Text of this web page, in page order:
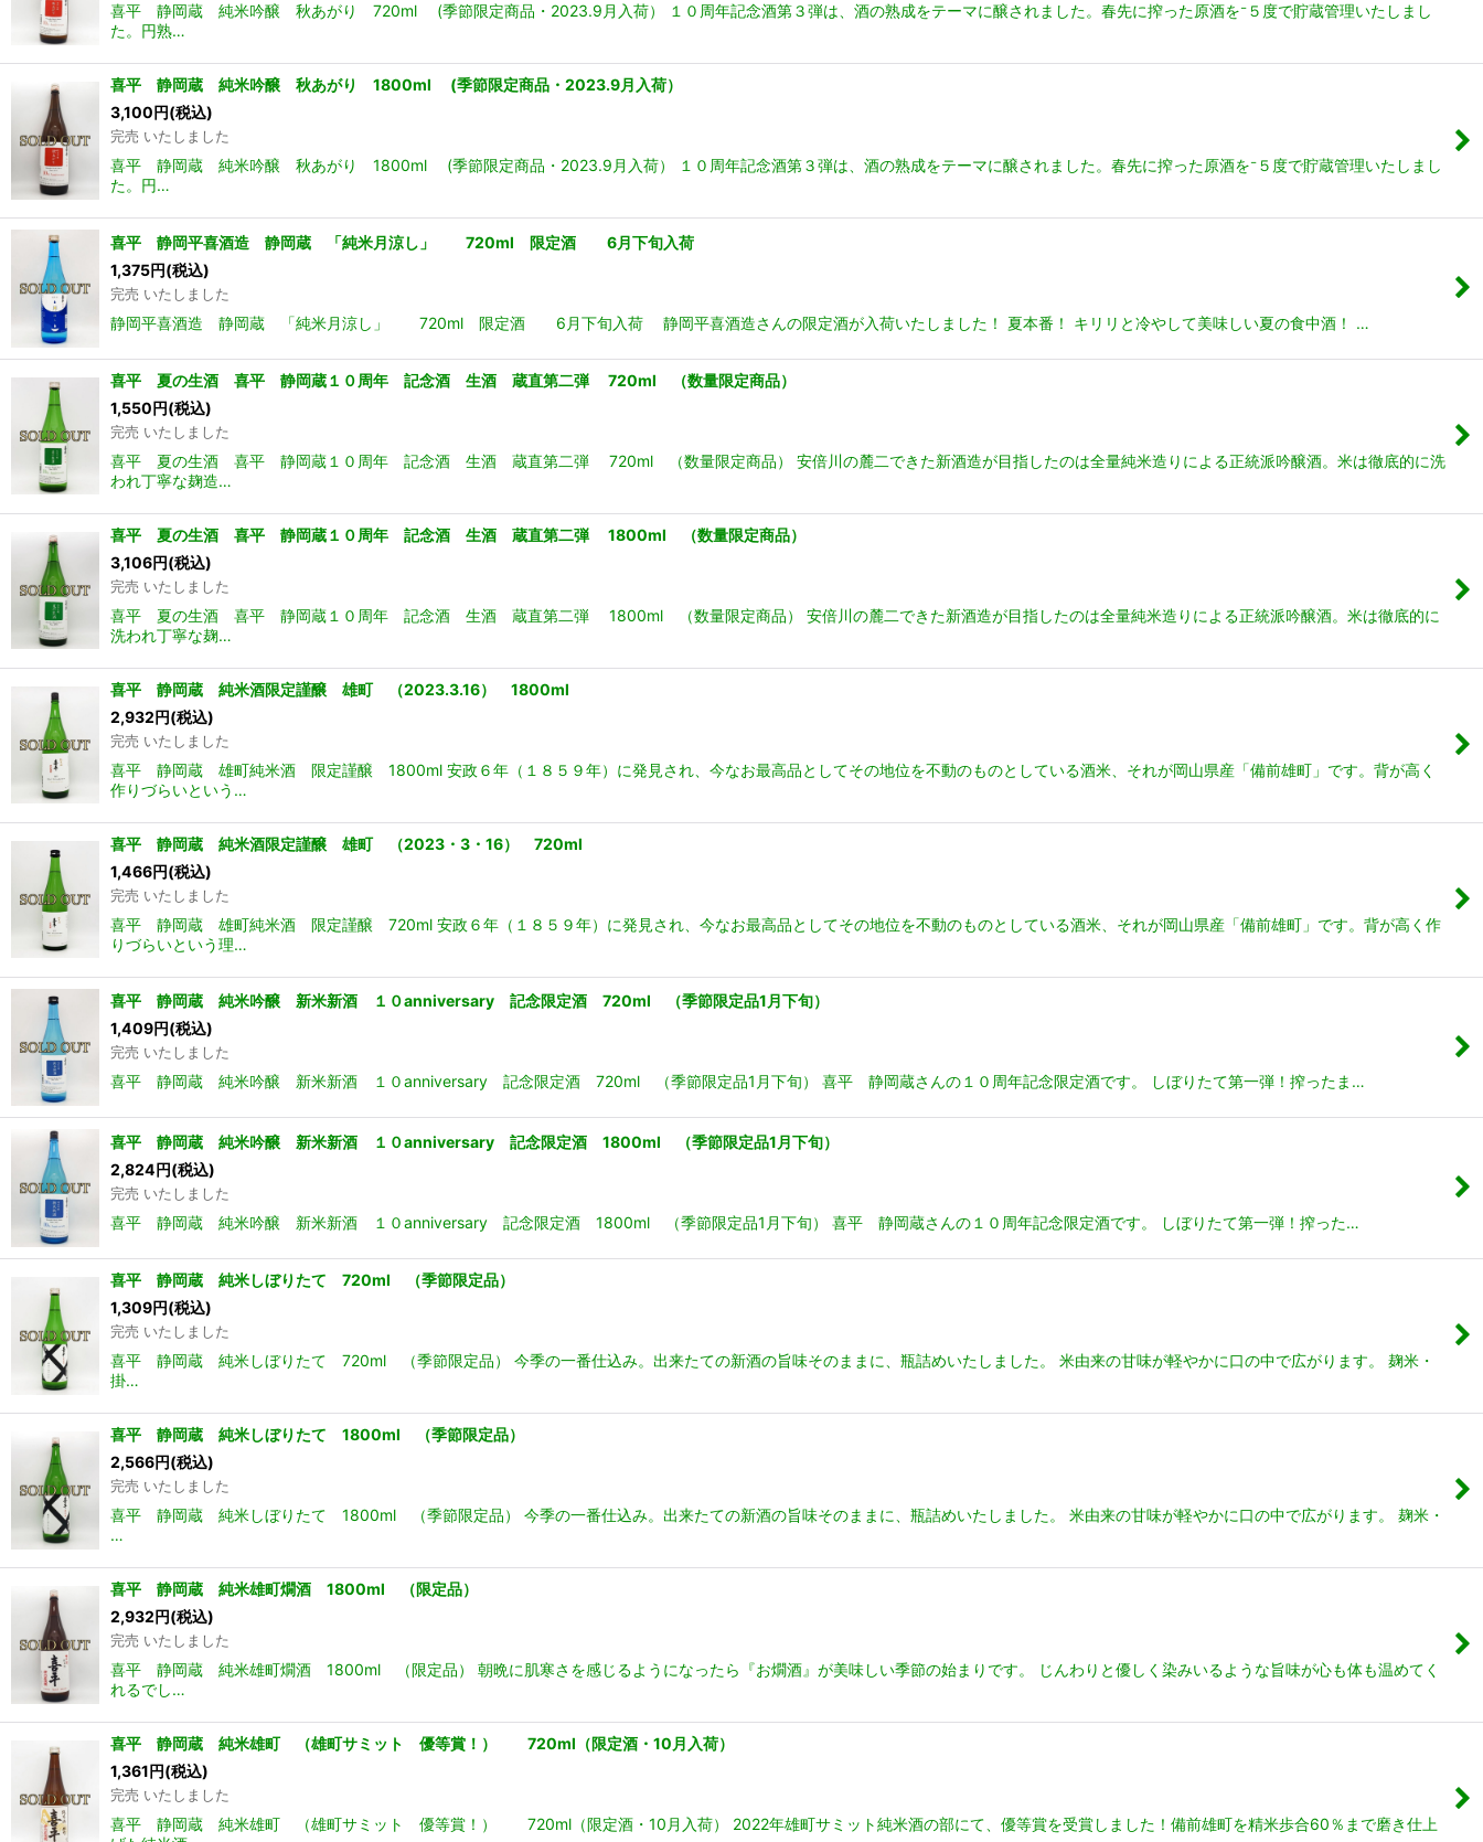
喜平 静岡蔵 純米吟醸 秋あがり 720ml (季節限定商品・2023.9月入荷） １０周年記念酒第３弾は、酒の熟成をテーマに醸されました。春先に搾った原酒を⁻５度で貯蔵管理いたしまし
た。円熟…
喜平 静岡蔵 純米吟醸 秋あがり 1800ml (季節限定商品・2023.9月入荷）
3,100円(税込)
完売 いたしました
喜平 静岡蔵 純米吟醸 秋あがり 1800ml (季節限定商品・2023.9月入荷） １０周年記念酒第３弾は、酒の熟成をテーマに醸されました。春先に搾った原酒を⁻５度で貯蔵管理いたしまし
た。円…
喜平 静岡平喜酒造 静岡蔵 「純米月涼し」 720ml 限定酒 6月下旬入荷
1,375円(税込)
完売 いたしました
静岡平喜酒造 静岡蔵 「純米月涼し」 720ml 限定酒 6月下旬入荷 静岡平喜酒造さんの限定酒が入荷いたしました！ 夏本番！ キリリと冷やして美味しい夏の食中酒！ …
喜平 夏の生酒 喜平 静岡蔵１０周年 記念酒 生酒 蔵直第二弾 720ml （数量限定商品）
1,550円(税込)
完売 いたしました
喜平 夏の生酒 喜平 静岡蔵１０周年 記念酒 生酒 蔵直第二弾 720ml （数量限定商品） 安倍川の麓二できた新酒造が目指したのは全量純米造りによる正統派吟醸酒。米は徹底的に洗
われ丁寧な麹造…
喜平 夏の生酒 喜平 静岡蔵１０周年 記念酒 生酒 蔵直第二弾 1800ml （数量限定商品）
3,106円(税込)
完売 いたしました
喜平 夏の生酒 喜平 静岡蔵１０周年 記念酒 生酒 蔵直第二弾 1800ml （数量限定商品） 安倍川の麓二できた新酒造が目指したのは全量純米造りによる正統派吟醸酒。米は徹底的に
洗われ丁寧な麹…
喜平 静岡蔵 純米酒限定謹醸 雄町 （2023.3.16） 1800ml
2,932円(税込)
完売 いたしました
喜平 静岡蔵 雄町純米酒 限定謹醸 1800ml 安政６年（１８５９年）に発見され、今なお最高品としてその地位を不動のものとしている酒米、それが岡山県産「備前雄町」です。背が高く
作りづらいという…
喜平 静岡蔵 純米酒限定謹醸 雄町 （2023・3・16） 720ml
1,466円(税込)
完売 いたしました
喜平 静岡蔵 雄町純米酒 限定謹醸 720ml 安政６年（１８５９年）に発見され、今なお最高品としてその地位を不動のものとしている酒米、それが岡山県産「備前雄町」です。背が高く作
りづらいという理…
喜平 静岡蔵 純米吟醸 新米新酒 １０anniversary 記念限定酒 720ml （季節限定品1月下旬）
1,409円(税込)
完売 いたしました
喜平 静岡蔵 純米吟醸 新米新酒 １０anniversary 記念限定酒 720ml （季節限定品1月下旬） 喜平 静岡蔵さんの１０周年記念限定酒です。 しぼりたて第一弾！搾ったま…
喜平 静岡蔵 純米吟醸 新米新酒 １０anniversary 記念限定酒 1800ml （季節限定品1月下旬）
2,824円(税込)
完売 いたしました
喜平 静岡蔵 純米吟醸 新米新酒 １０anniversary 記念限定酒 1800ml （季節限定品1月下旬） 喜平 静岡蔵さんの１０周年記念限定酒です。 しぼりたて第一弾！搾った…
喜平 静岡蔵 純米しぼりたて 720ml （季節限定品）
1,309円(税込)
完売 いたしました
喜平 静岡蔵 純米しぼりたて 720ml （季節限定品） 今季の一番仕込み。出来たての新酒の旨味そのままに、瓶詰めいたしました。 米由来の甘味が軽やかに口の中で広がります。 麹米・
掛…
喜平 静岡蔵 純米しぼりたて 1800ml （季節限定品）
2,566円(税込)
完売 いたしました
喜平 静岡蔵 純米しぼりたて 1800ml （季節限定品） 今季の一番仕込み。出来たての新酒の旨味そのままに、瓶詰めいたしました。 米由来の甘味が軽やかに口の中で広がります。 麹米・
…
喜平 静岡蔵 純米雄町燗酒 1800ml （限定品）
2,932円(税込)
完売 いたしました
喜平 静岡蔵 純米雄町燗酒 1800ml （限定品） 朝晩に肌寒さを感じるようになったら『お燗酒』が美味しい季節の始まりです。 じんわりと優しく染みいるような旨味が心も体も温めてく
れるでし…
喜平 静岡蔵 純米雄町 （雄町サミット 優等賞！） 720ml（限定酒・10月入荷）
1,361円(税込)
完売 いたしました
喜平 静岡蔵 純米雄町 （雄町サミット 優等賞！） 720ml（限定酒・10月入荷） 2022年雄町サミット純米酒の部にて、優等賞を受賞しました！備前雄町を精米歩合60％まで磨き仕上